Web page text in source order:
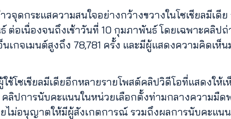
จุดกระแสความสนใจอย่างกว้างขวางในโซเชียลมีเ
ต่อเนื่องจนถึงเช้าวันที่ 10 กุมภาพันธ์ โดยเฉพาะคลิป
นเกจเมนต์สูงถึง 78,781 ครั้ง และมีผู้แสดงความคิดเ
ช้โซเชียลมีเดียอีกหลายรายโพสต์คลิปวิดีโอที่แสดงใ
คลิปการนับคะแนนในหน่วยเลือกตั้งท่ามกลางความมื
ไม่อนุญาตให้มีผู้สังเกตการณ์ รวมถึงผลการนับคะแ